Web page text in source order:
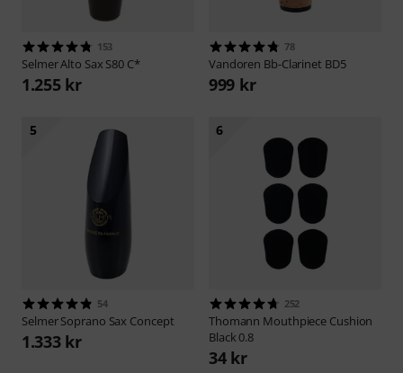
153
SelmerAlto Sax S80 C*
1.255 kr
78
Vandoren Bb-Clarinet BD5
999 kr
5
54
SelmerSoprano Sax Concept
1.333 kr
6
252
Thomann Mouthpiece Cushion
Black 0.8
34 kr